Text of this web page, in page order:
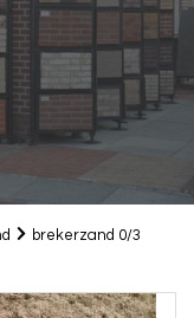
brekerzand 0/3